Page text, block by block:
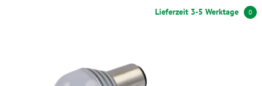
Lieferzeit 3-5 Werktage 0